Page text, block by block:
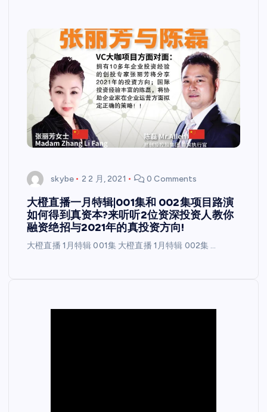
skybe 2 2 月, 2021 0 Comments
大橙直播一月特辑|001集和 002集项目路演
如何得到真资本?来听听2位资深投资人教你
融资绝招与2021年的真投资方向!
大橙直播 1月特辑 001集 大橙直播 1月特辑 002集 …